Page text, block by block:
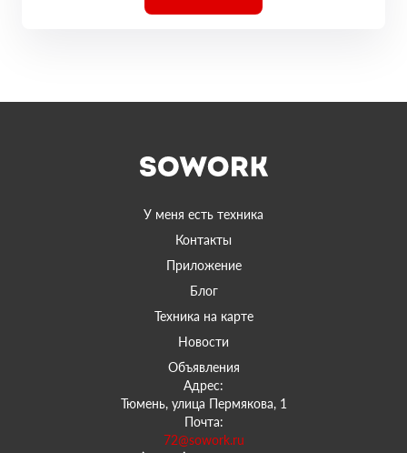
У меня есть техника
Контакты
Приложение
Блог
Техника на карте
Новости
Объявления
Адрес:
Тюмень, улица Пермякова, 1
Почта:
72@sowork.ru